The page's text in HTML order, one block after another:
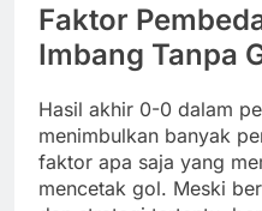
Faktor
Imbang Tanpa
Hasil akhir 0-0 dalam
menimbulkan banyak
faktor apa saja yang
mencetak gol. Meski